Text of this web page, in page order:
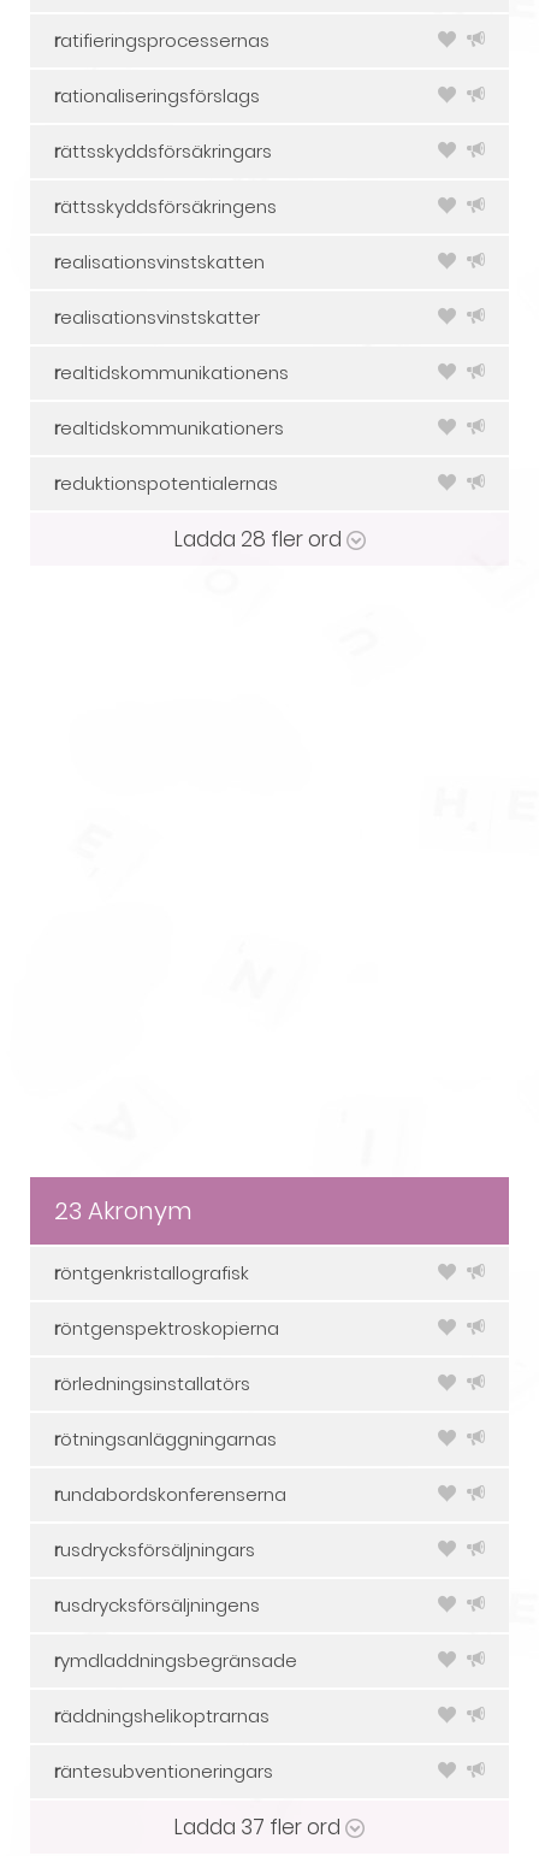
ratifieringsprocessernas
rationaliseringsförslags
rättsskyddsförsäkringars
rättsskyddsförsäkringens
realisationsvinstskatten
realisationsvinstskatter
realtidskommunikationens
realtidskommunikationers
reduktionspotentialernas
Ladda 28 fler ord
23 Akronym
röntgenkristallografisk
röntgenspektroskopierna
rörledningsinstallatörs
rötningsanläggningarnas
rundabordskonferenserna
rusdrycksförsäljningars
rusdrycksförsäljningens
rymdladdningsbegränsade
räddningshelikoptrarnas
räntesubventioneringars
Ladda 37 fler ord